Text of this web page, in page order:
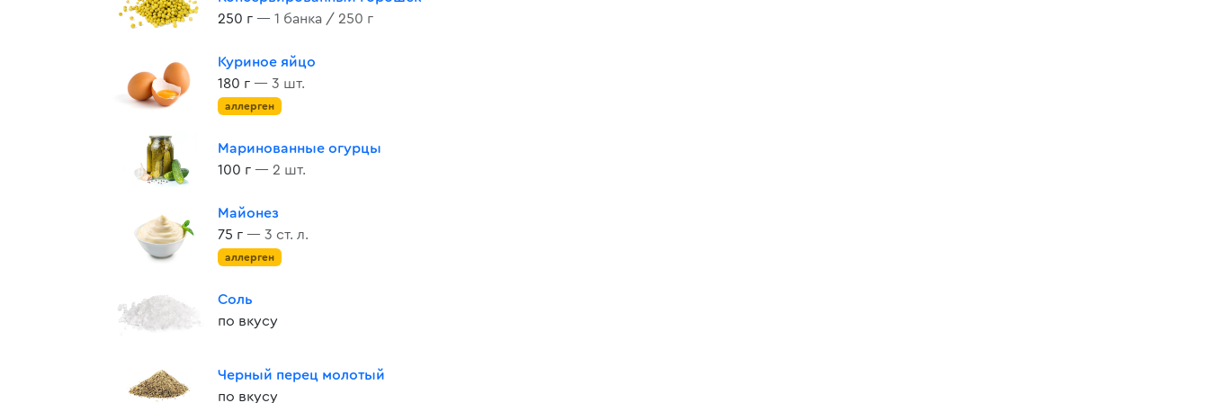
250 г — 1 банка / 250 г
Куриное яйцо
180 г — 3 шт.
аллерген
Маринованные огурцы
100 г — 2 шт.
Майонез
75 г — 3 ст. л.
аллерген
Соль
по вкусу
Черный перец молотый
по вкусу